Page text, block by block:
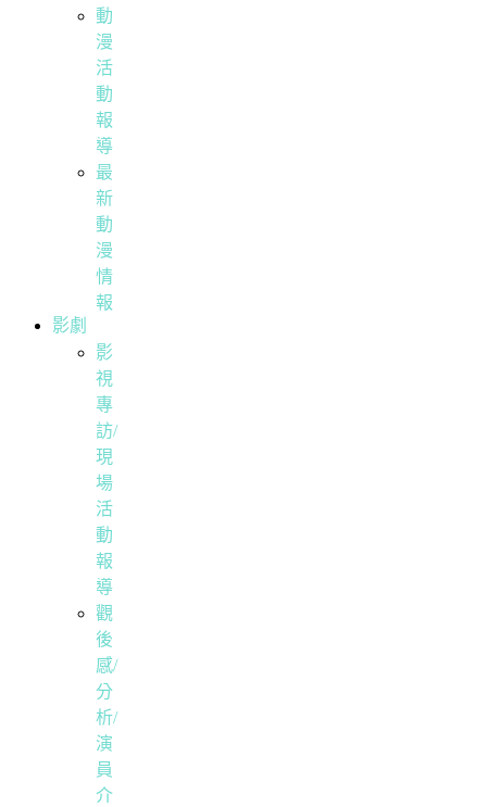
動
漫
活
動
報
導
最
新
動
漫
情
報
影劇
影
視
專
訪/
現
場
活
動
報
導
觀
後
感/
分
析/
演
員
介